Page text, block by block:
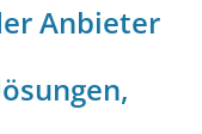
Anbieter